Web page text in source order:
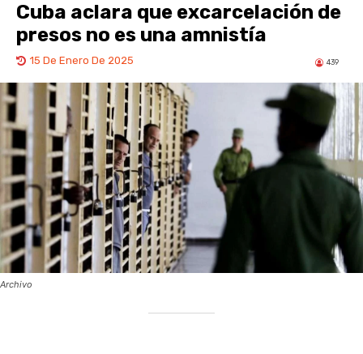
Cuba aclara que excarcelación de
presos no es una amnistía
15 De Enero De 2025 439
Archivo